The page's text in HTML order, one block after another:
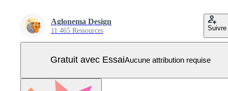
Aglonema Design
11 465 Ressources Suivre
Gratuit avec EssaiAucune attribution requise